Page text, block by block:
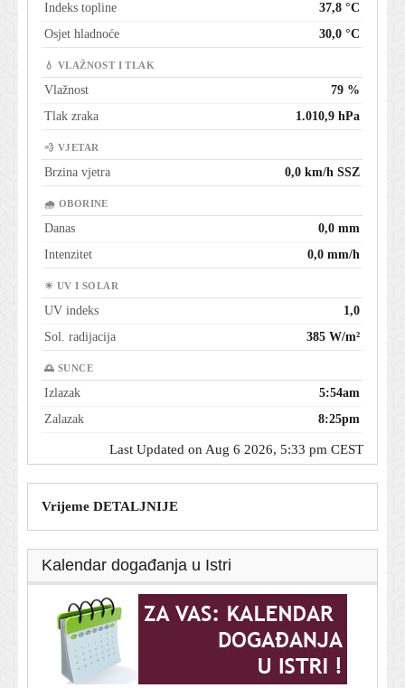
Indeks topline
37,8 °C
Osjet hladnoće
30,0 °C
💧 VLAŽNOST I TLAK
Vlažnost
79 %
Tlak zraka
1.010,9 hPa
💨 VJETAR
Brzina vjetra 0,0 km/h SSZ
🌧 OBORINE
Danas
0,0 mm
Intenzitet
0,0 mm/h
☀ UV I SOLAR
UV indeks
1,0
Sol. radijacija
385 W/m²
🌅 SUNCE
Izlazak
5:54am
Zalazak
8:25pm
Last Updated on Aug 6 2026, 5:33 pm CEST
Vrijeme DETALJNIJE
Kalendar događanja u Istri